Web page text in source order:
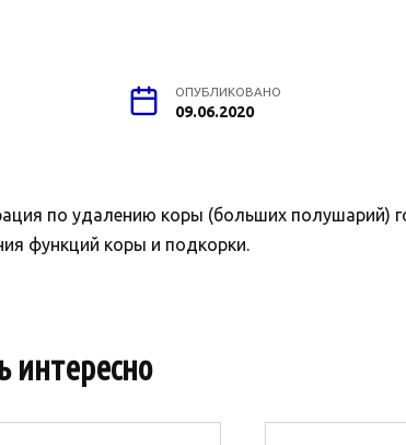
ОПУБЛИКОВАНО
09.06.2020
по удалению коры (больших полушарий)
функций коры и подкорки.
интересно